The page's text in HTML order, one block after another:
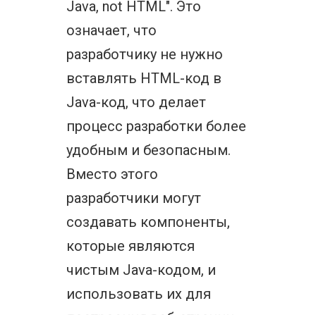
Java, not HTML". Это
означает, что
разработчику не нужно
вставлять HTML-код в
Java-код, что делает
процесс разработки более
удобным и безопасным.
Вместо этого
разработчики могут
создавать компоненты,
которые являются
чистым Java-кодом, и
использовать их для